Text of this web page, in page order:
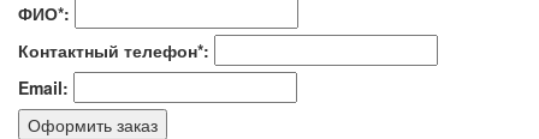
ФИО*:
Контактный телефон*:
Email:
Оформить заказ